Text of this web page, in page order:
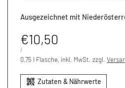
Ausgezeichnet mit
Aktionspreis
€10,50
EINZELPREIS
/PER
0,75 l Flasche, inkl. MwSt. zzgl.